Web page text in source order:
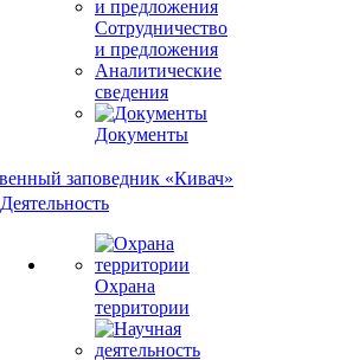
Сотрудничество
и предложения
Аналитические
сведения
Документы
Деятельность
Охрана
территории